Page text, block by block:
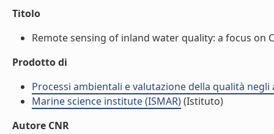
Titolo
Remote sensing of inland water quality: a focus on
Prodotto di
Processi ambientali e valutazione della qualità negli
Marine science institute (ISMAR)(Istituto)
Autore CNR